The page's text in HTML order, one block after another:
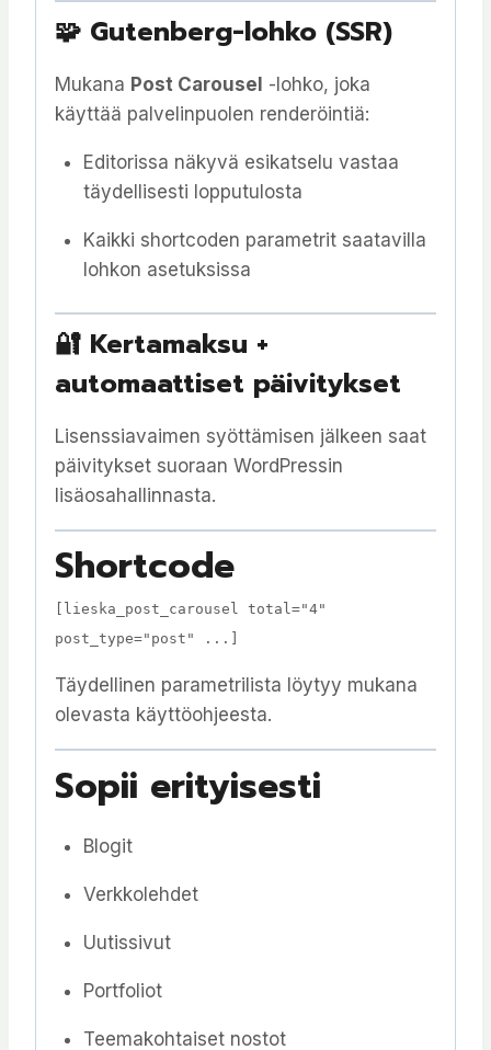
🧩 Gutenberg-lohko (SSR)
Mukana Post Carousel -lohko, joka
käyttää palvelinpuolen renderöintiä:
Editorissa näkyvä esikatselu vastaa
täydellisesti lopputulosta
Kaikki shortcoden parametrit saatavilla
lohkon asetuksissa
🔐 Kertamaksu +
automaattiset päivitykset
Lisenssiavaimen syöttämisen jälkeen saat
päivitykset suoraan WordPressin
lisäosahallinnasta.
Shortcode
lieska_post_carousel total="4"
post_type="post" ...]
Täydellinen parametrilista löytyy mukana
olevasta käyttöohjeesta.
Sopii erityisesti
Blogit
Verkkolehdet
Uutissivut
Portfoliot
Teemakohtaiset nostot